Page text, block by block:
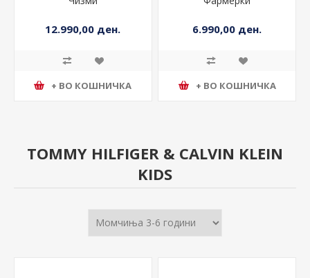
Чизми
12.990,00 ден.
+ ВО КОШНИЧКА
Фармерки
6.990,00 ден.
+ ВО КОШНИЧКА
TOMMY HILFIGER & CALVIN KLEIN
KIDS